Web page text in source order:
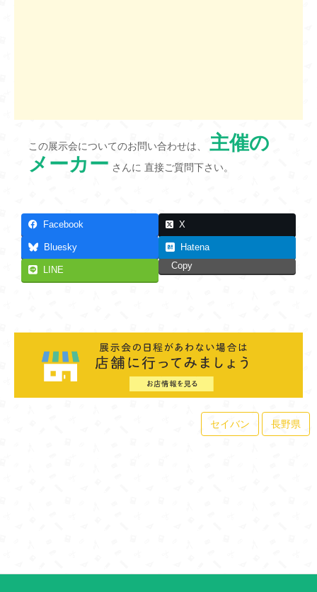
この展示会についてのお問い合わせは、 主催の
メーカー さんに 直接ご質問下さい。
Facebook X
Bluesky Hatena
LINE Copy
セイバン 長野県